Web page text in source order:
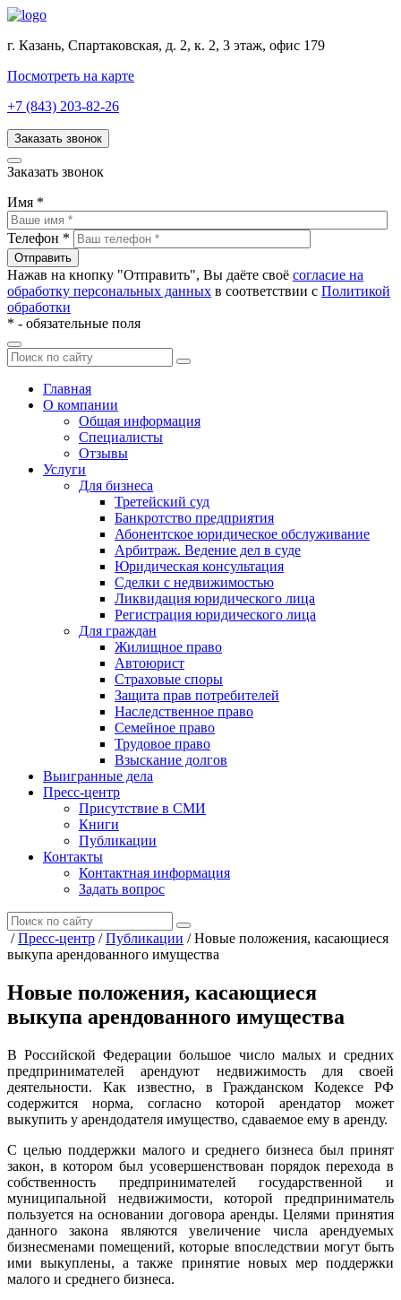
г. Казань, Спартаковская, д. 2, к. 2, 3 этаж, офис 179
Посмотреть на карте
+7 (843) 203-82-26
Заказать звонок
Заказать звонок
Имя *
Телефон *
Нажав на кнопку "Отправить", Вы даёте своё согласие на
обработку персональных данных в соответствии с Политикой
обработки
* - обязательные поля
Главная
О компании
Общая информация
Специалисты
Отзывы
Услуги
Для бизнеса
Третейский суд
Банкротство предприятия
Абонентское юридическое обслуживание
Арбитраж. Ведение дел в суде
Юридическая консультация
Сделки с недвижимостью
Ликвидация юридического лица
Регистрация юридического лица
Для граждан
Жилищное право
Автоюрист
Страховые споры
Защита прав потребителей
Наследственное право
Семейное право
Трудовое право
Взыскание долгов
Выигранные дела
Пресс-центр
Присутствие в СМИ
Книги
Публикации
Контакты
Контактная информация
Задать вопрос
/Пресс-центр /Публикации /Новые положения, касающиеся
выкупа арендованного имущества
Новые положения, касающиеся
выкупа арендованного имущества
В Российской Федерации большое число малых и средних
предпринимателей арендуют недвижимость для своей
деятельности. Как известно, в Гражданском Кодексе РФ
содержится норма, согласно которой арендатор может
выкупить у арендодателя имущество, сдаваемое ему в аренду.
С целью поддержки малого и среднего бизнеса был принят
закон, в котором был усовершенствован порядок перехода в
собственность предпринимателей государственной и
муниципальной недвижимости, которой предприниматель
пользуется на основании договора аренды. Целями принятия
данного закона являются увеличение числа арендуемых
бизнесменами помещений, которые впоследствии могут быть
ими выкуплены, а также принятие новых мер поддержки
малого и среднего бизнеса.